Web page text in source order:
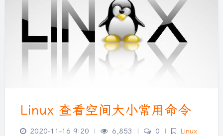
Linux 查看空间大小常用命令
2020-11-16 9:20 | 6,853 | 0 |
Linux